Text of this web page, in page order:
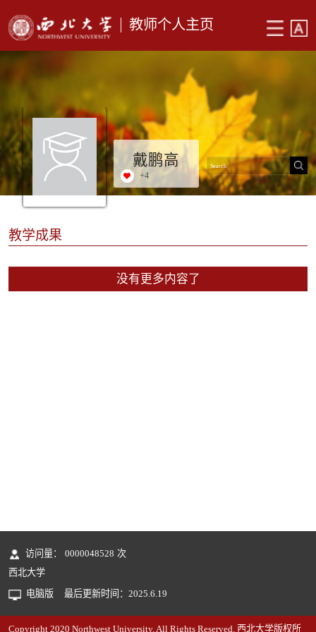
教师个人主页
戴鹏高
+4
教学成果
没有更多内容了
访问量： 0000048528 次
西北大学
电脑版
最后更新时间： 2025.6.19
Copyright 2020 Northwest University. All Rights Reserved. 西北大学版权所